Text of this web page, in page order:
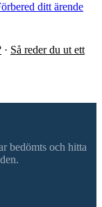
ditt ärende
· Så reder du ut ett
bedömts och hitta